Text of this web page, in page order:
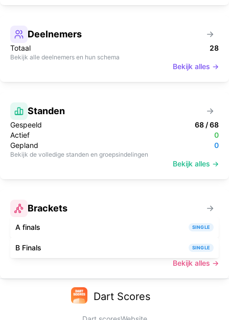
Deelnemers
Totaal 28
Bekijk alle deelnemers en hun schema
Bekijk alles →
Standen
Gespeeld 68 /68
Actief
0
Gepland
0
Bekijk de volledige standen en groepsindelingen
Bekijk alles →
Brackets
A finals SINGLE
B Finals SINGLE
Bekijk alles →
Dart Scores